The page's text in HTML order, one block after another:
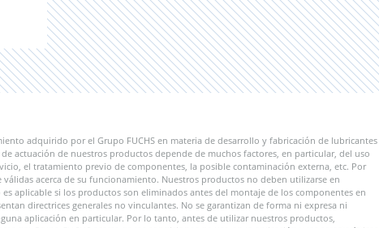
adquirido por el Grupo FUCHS en materia de desarrollo y fabricación de lubricantes
actuación de nuestros productos depende de muchos factores, en particular, del uso
el tratamiento previo de componentes, la posible contaminación externa, etc. Por
acerca de su funcionamiento. Nuestros productos no deben utilizarse en
aplicable si los productos son eliminados antes del montaje de los componentes en
directrices generales no vinculantes. No se garantizan de forma ni expresa ni
aplicación en particular. Por lo tanto, antes de utilizar nuestros productos,